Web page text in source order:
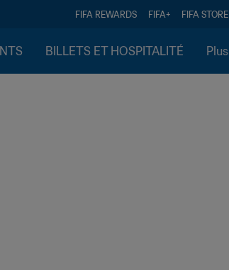
FIFA REWARDS FIFA+ FIFA STORE
BILLETS ET HOSPITALITÉ Plus